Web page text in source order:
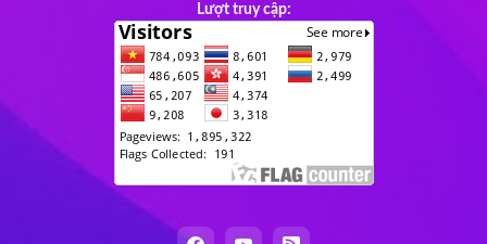
Lượt truy cập: